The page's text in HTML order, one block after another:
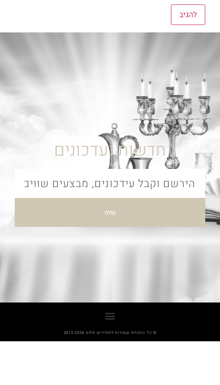
חדשות ועדכונים
שלח
© כל הזכויות שמורות לחסידיש פלוס 2013-2026